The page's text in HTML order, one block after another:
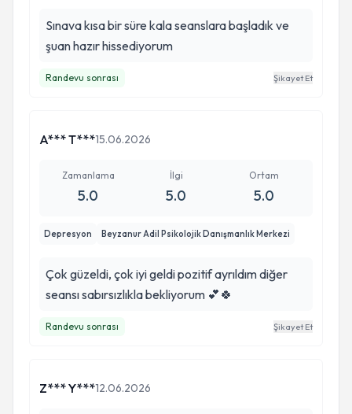
Sınava kısa bir süre kala seanslara başladık ve
şuan hazır hissediyorum
Randevu sonrası Şikayet Et
A*** T***15.06.2026
Zamanlama
5.0
İlgi
5.0
Ortam
5.0
Depresyon Beyzanur Adil Psikolojik Danışmanlık Merkezi
Çok güzeldi, çok iyi geldi pozitif ayrıldım diğer
seansı sabırsızlıkla bekliyorum 💕🍀
Randevu sonrası Şikayet Et
Z*** Y***12.06.2026